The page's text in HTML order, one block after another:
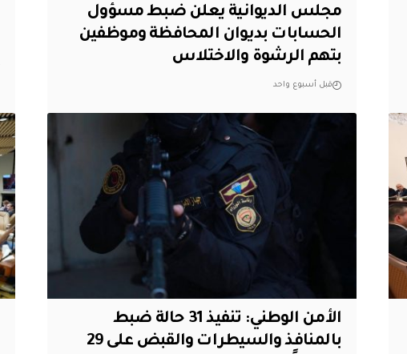
مجلس الديوانية يعلن ضبط مسؤول
الحسابات بديوان المحافظة وموظفين
بتهم الرشوة والاختلاس
قبل أسبوع واحد
الأمن الوطني: تنفيذ 31 حالة ضبط
بالمنافذ والسيطرات والقبض على 29